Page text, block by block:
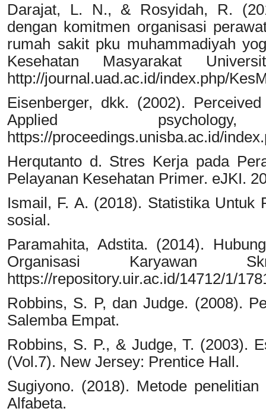
Darajat, L. N., & Rosyidah, R.
dengan komitmen organisasi
rumah sakit pku muhammadiyah
Kesehatan Masyarakat
http://journal.uad.ac.id/index.php/
Eisenberger, dkk. (2002).
Applied
https://proceedings.unisba.ac.id/
Herqutanto d. Stres Kerja pada
Pelayanan Kesehatan Primer. eJKI.
Ismail, F. A. (2018). Statistika Untuk
sosial.
Paramahita, Adstita. (2014).
Organisasi Karyawan
https://repository.uir.ac.id/14712/1/
Robbins, S. P, dan Judge. (2008).
Salemba Empat.
Robbins, S. P., & Judge, T. (2003).
(Vol.7). New Jersey: Prentice Hall.
Sugiyono. (2018). Metode
Alfabeta.